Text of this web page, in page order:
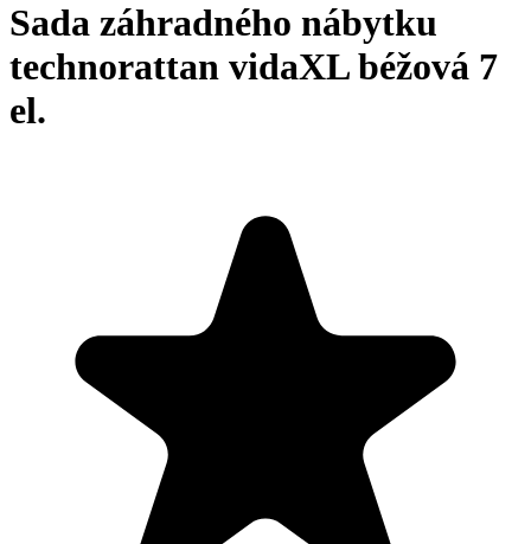
Sada záhradného nábytku
technorattan vidaXL béžová 7
el.